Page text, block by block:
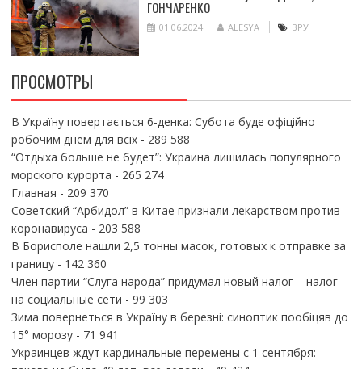
ГОНЧАРЕНКО
01.06.2024 ALESYA ВРУ
ПРОСМОТРЫ
В Україну повертається 6-денка: Субота буде офіційно
робочим днем для всіх- 289 588
“Отдыха больше не будет”: Украина лишилась популярного
морского курорта - 265 274
Главная - 209 370
Советский “Арбидол” в Китае признали лекарством против
коронавируса - 203 588
В Борисполе нашли 2,5 тонны масок, готовых к отправке за
границу- 142 360
Член партии “Слуга народа” придумал новый налог – налог
на социальные сети - 99 303
Зима повернеться в Україну в березні: синоптик пообіцяв до
15° морозу- 71 941
Украинцев ждут кардинальные перемены с 1 сентября: